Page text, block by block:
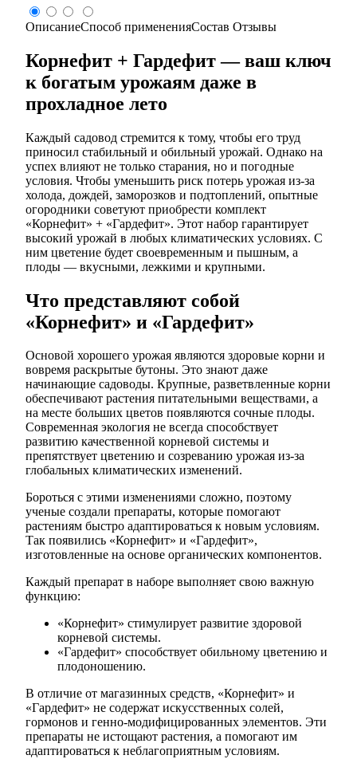
ОписаниеСпособ примененияСостав Отзывы
Корнефит + Гардефит — ваш ключ
к богатым урожаям даже в
прохладное лето
Каждый садовод стремится к тому, чтобы его труд
приносил стабильный и обильный урожай. Однако на
успех влияют не только старания, но и погодные
условия. Чтобы уменьшить риск потерь урожая из-за
холода, дождей, заморозков и подтоплений, опытные
огородники советуют приобрести комплект
«Корнефит» + «Гардефит». Этот набор гарантирует
высокий урожай в любых климатических условиях. С
ним цветение будет своевременным и пышным, а
плоды — вкусными, лежкими и крупными.
Что представляют собой
«Корнефит» и «Гардефит»
Основой хорошего урожая являются здоровые корни и
вовремя раскрытые бутоны. Это знают даже
начинающие садоводы. Крупные, разветвленные корни
обеспечивают растения питательными веществами, а
на месте больших цветов появляются сочные плоды.
Современная экология не всегда способствует
развитию качественной корневой системы и
препятствует цветению и созреванию урожая из-за
глобальных климатических изменений.
Бороться с этими изменениями сложно, поэтому
ученые создали препараты, которые помогают
растениям быстро адаптироваться к новым условиям.
Так появились «Корнефит» и «Гардефит»,
изготовленные на основе органических компонентов.
Каждый препарат в наборе выполняет свою важную
функцию:
«Корнефит» стимулирует развитие здоровой
корневой системы.
«Гардефит» способствует обильному цветению и
плодоношению.
В отличие от магазинных средств, «Корнефит» и
«Гардефит» не содержат искусственных солей,
гормонов и генно-модифицированных элементов. Эти
препараты не истощают растения, а помогают им
адаптироваться к неблагоприятным условиям.